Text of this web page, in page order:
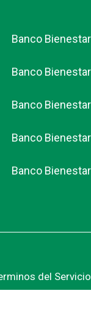
Banco
Banco
Banco
Banco
Banco
del